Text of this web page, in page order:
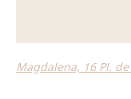
Magdalena, 16 Pl.